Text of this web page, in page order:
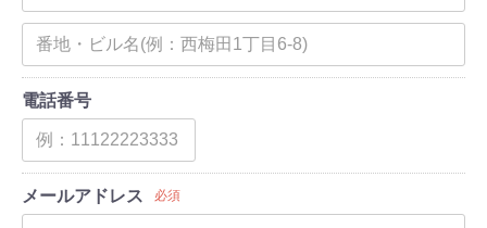
電話番号
メールアドレス 必須